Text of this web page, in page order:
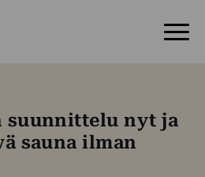
suunnittelu nyt ja
sauna ilman